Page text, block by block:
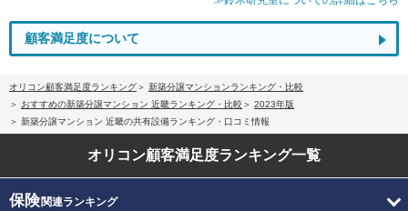
顧客満足度について
オリコン顧客満足度ランキング
新築分譲マンションランキング・比較
おすすめの新築分譲マンション 近畿ランキング・比較
2023年版
新築分譲マンション 近畿の共有設備ランキング・口コミ情報
オリコン顧客満足度ランキング一覧
保険関連ランキング